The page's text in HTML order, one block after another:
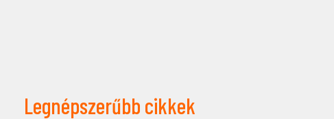
Legnépszerűbb cikkek